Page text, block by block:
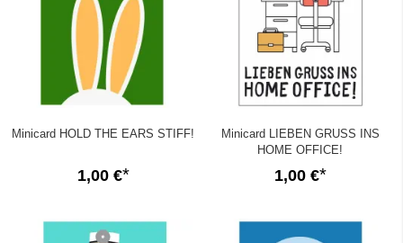
Minicard HOLD THE EARS STIFF!
1,00 €
Minicard LIEBEN GRUSS INS
HOME OFFICE!
1,00 €